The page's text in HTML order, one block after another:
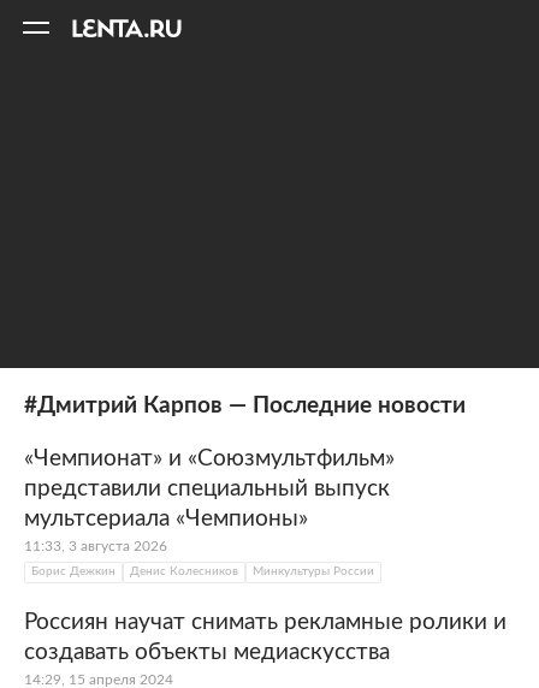
#Дмитрий Карпов — Последние новости
«Чемпионат» и «Союзмультфильм»
представили специальный выпуск
мультсериала «Чемпионы»
11:33, 3 августа 2026
Борис Дежкин Денис Колесников Минкультуры России
Россиян научат снимать рекламные ролики и
создавать объекты медиаскусства
14:29, 15 апреля 2024